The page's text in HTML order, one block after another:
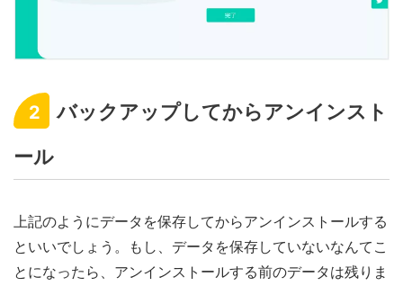
2
バックアップしてからアンインスト
ール
上記のようにデータを保存してからアンインストールする
といいでしょう。もし、データを保存していないなんてこ
とになったら、アンインストールする前のデータは残りま